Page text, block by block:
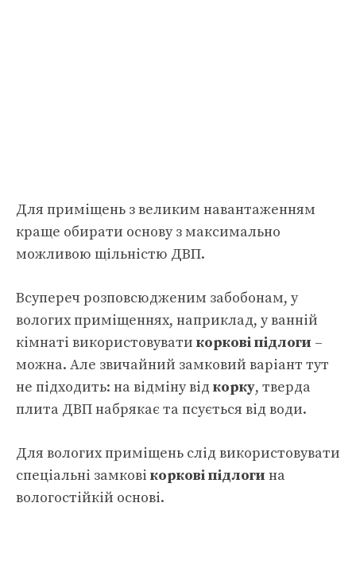
Для приміщень з великим навантаженням
краще обирати основу з максимально
можливою щільністю ДВП.
Всупереч розповсюдженим забобонам, у
вологих приміщеннях, наприклад, у ванній
кімнаті використовувати коркові підлоги –
можна. Але звичайний замковий варіант тут
не підходить: на відміну від корку, тверда
плита ДВП набрякає та псується від води.
Для вологих приміщень слід використовувати
спеціальні замкові коркові підлоги на
вологостійкій основі.